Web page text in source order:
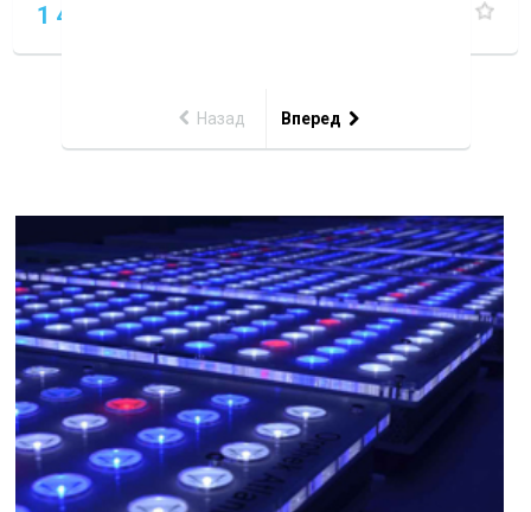
1 490
Назад Вперед